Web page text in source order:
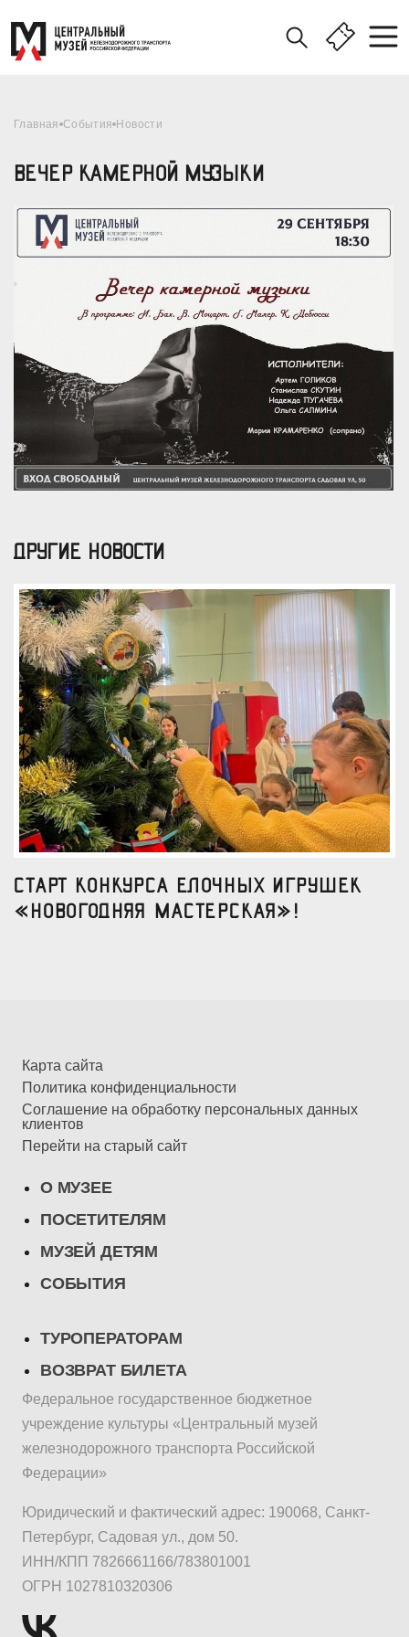
Главная События Новости
ВЕЧЕР КАМЕРНОЙ МУЗЫКИ
ДРУГИЕ НОВОСТИ
Старт конкурса елочных игрушек
«Новогодняя мастерская»!
Карта сайта
Политика конфиденциальности
Соглашение на обработку персональных данных
клиентов
Перейти на старый сайт
О МУЗЕЕ
ПОСЕТИТЕЛЯМ
МУЗЕЙ ДЕТЯМ
СОБЫТИЯ
ТУРОПЕРАТОРАМ
ВОЗВРАТ БИЛЕТА
Федеральное государственное бюджетное
учреждение культуры «Центральный музей
железнодорожного транспорта Российской
Федерации»
Юридический и фактический адрес: 190068, Санкт-
Петербург, Садовая ул., дом 50.
ИНН/КПП 7826661166/783801001
ОГРН 1027810320306